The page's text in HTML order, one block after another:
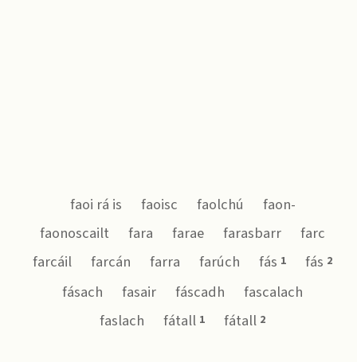
faoi rá is faoisc faolchú
faon-
faonoscailt
fara farae farasbarr
farc
farcáil
farcán farra farúch fás 1 fás 2
fásach fasair fáscadh
fascalach
faslach
fátall 1 fátall 2